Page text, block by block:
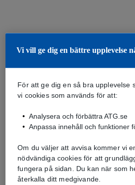
Vi vill ge dig en bättre upplevelse
För att ge dig en så bra upplevelse
vi cookies som används för att:
Analysera och förbättra ATG.se
Anpassa innehåll och funktioner
Om du väljer att avvisa kommer vi
nödvändiga cookies för att
fungera på sidan. Du kan när som
återkalla ditt medgivande.